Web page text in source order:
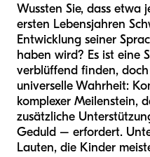
Wussten Sie, dass etwa
ersten Lebensjahren
Entwicklung seiner
haben wird? Es ist eine
verblüffend finden,
universelle Wahrheit:
komplexer Meilenstein,
zusätzliche
Geduld – erfordert.
Lauten, die Kinder